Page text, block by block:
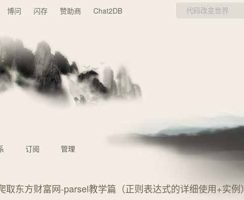
博问 闪存 赞助商 Chat2DB
订阅 管理
取东方财富网-parsel教学篇（正则表达式的详细使用+实例）